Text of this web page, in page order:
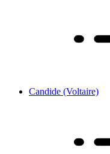
Candide (Voltaire)